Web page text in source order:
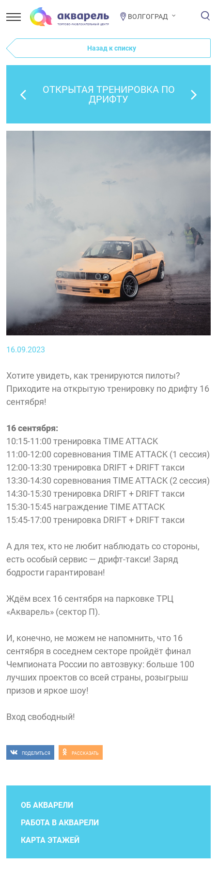
ВОЛГОГРАД
Назад к списку
ОТКРЫТАЯ ТРЕНИРОВКА ПО
ДРИФТУ
16.09.2023
Хотите увидеть, как тренируются пилоты?
Приходите на открытую тренировку по дрифту 16
сентября!
16 сентября:
10:15-11:00 тренировка TIME ATTACK
11:00-12:00 соревнования TIME ATTACK (1 сессия)
12:00-13:30 тренировка DRIFT + DRIFT такси
13:30-14:30 соревнования TIME ATTACK (2 сессия)
14:30-15:30 тренировка DRIFT + DRIFT такси
15:30-15:45 награждение TIME ATTACK
15:45-17:00 тренировка DRIFT + DRIFT такси
А для тех, кто не любит наблюдать со стороны,
есть особый сервис — дрифт-такси! Заряд
бодрости гарантирован!
Ждём всех 16 сентября на парковке ТРЦ
«Акварель» (сектор П).
И, конечно, не можем не напомнить, что 16
сентября в соседнем секторе пройдёт финал
Чемпионата России по автозвуку: больше 100
лучших проектов со всей страны, розыгрыш
призов и яркое шоу!
Вход свободный!
ПОДЕЛИТЬСЯ РАССКАЗАТЬ
ОБ АКВАРЕЛИ
РАБОТА В АКВАРЕЛИ
КАРТА ЭТАЖЕЙ